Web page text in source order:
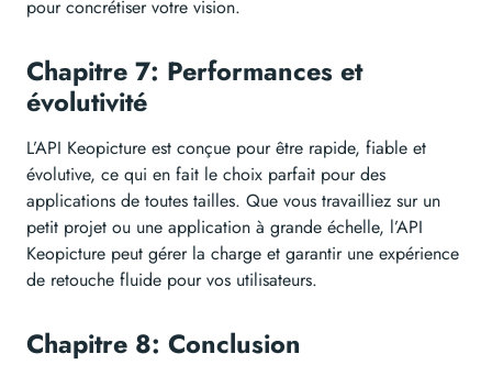
pour concrétiser votre vision.
Chapitre 7: Performances et
évolutivité
L’API Keopicture est conçue pour être rapide, fiable et
évolutive, ce qui en fait le choix parfait pour des
applications de toutes tailles. Que vous travailliez sur un
petit projet ou une application à grande échelle, l’API
Keopicture peut gérer la charge et garantir une expérience
de retouche fluide pour vos utilisateurs.
Chapitre 8: Conclusion